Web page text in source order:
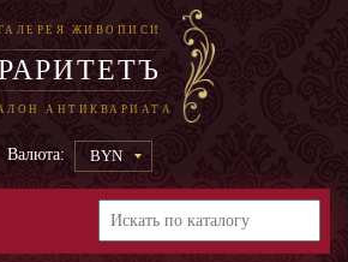
ЖИВОПИСИ
АНТИКВАРИАТА
Валюта: BYN